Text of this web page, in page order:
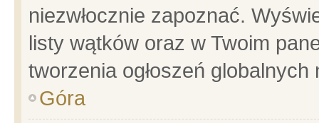
niezwłocznie zapoznać.
listy wątków oraz w Twoim
tworzenia ogłoszeń
Góra